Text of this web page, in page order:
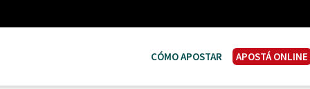
CÓMO APOSTAR APOSTÁ ONLINE